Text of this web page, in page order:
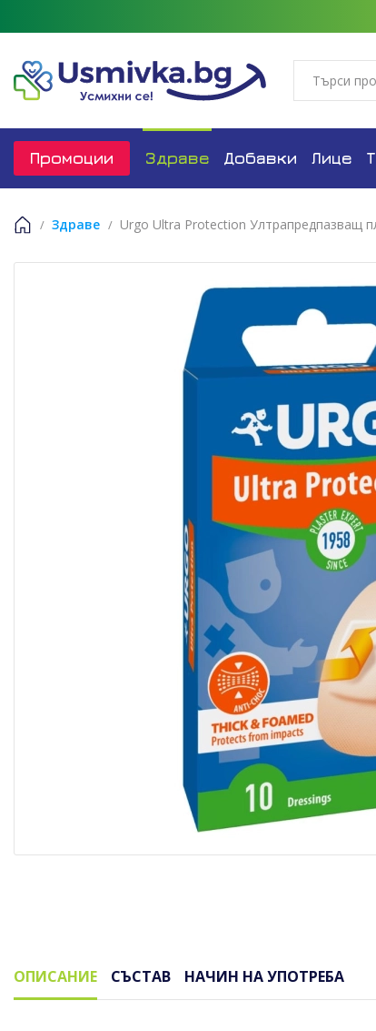
Промоции Здраве Добавки Лице
Здраве Urgo Ultra Protection Ултрапредпазващ
ОПИСАНИЕ СЪСТАВ НАЧИН НА УПОТРЕБА